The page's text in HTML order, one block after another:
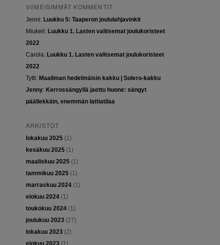
VIIMEISIMMÄT KOMMENTIT
Jenni: Luukku 5: Taaperon joululahjavinkit
Miukeli: Luukku 1. Lasten valitsemat joulukoristeet
2022
Carola: Luukku 1. Lasten valitsemat joulukoristeet
2022
Tytti: Maailman hedelmäisin kakku | Solero-kakku
Jenny: Kerrossängyllä jaettu huone: sängyt
päällekkäin, enemmän lattiatilaa
ARKISTOT
lokakuu 2025(1)
kesäkuu 2025(1)
maaliskuu 2025(1)
tammikuu 2025(1)
marraskuu 2024(1)
elokuu 2024(1)
toukokuu 2024(1)
joulukuu 2023(27)
lokakuu 2023(2)